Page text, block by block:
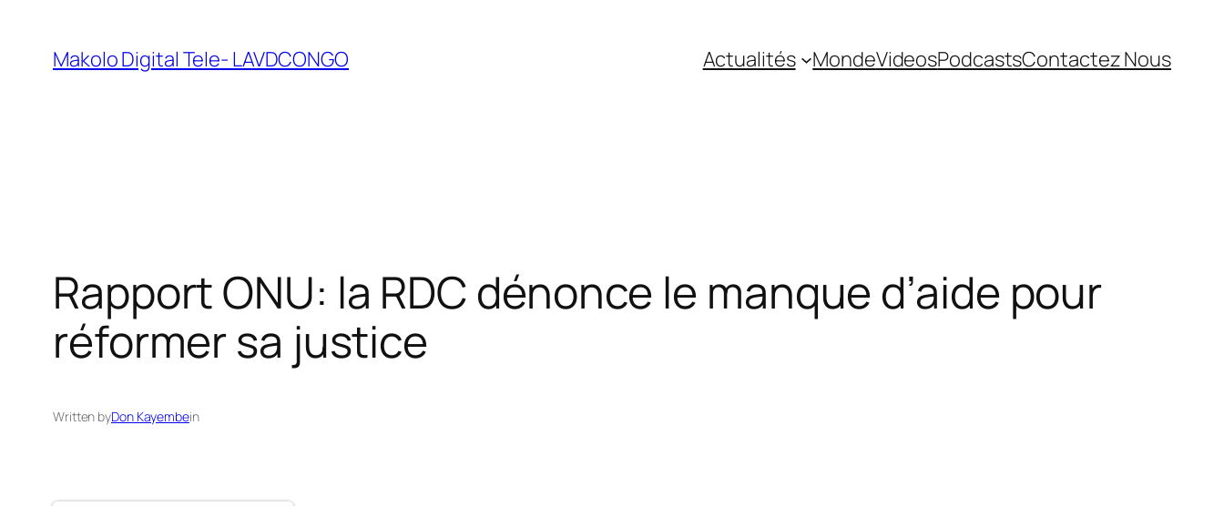
Makolo Digital Tele- LAVDCONGO Actualités MondeVideosPodcastsContactez Nous
Rapport ONU: la RDC dénonce le manque d’aide pour
réformer sa justice
Written byDon Kayembein